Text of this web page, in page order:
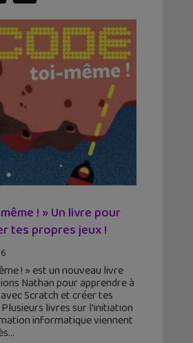
! » Un livre pour
tes propres jeux !
! » est un nouveau livre
Nathan pour apprendre à
Scratch et créer tes
livres sur l'initiation
informatique viennent